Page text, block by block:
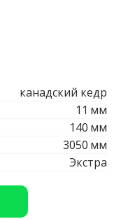
канадский кедр
11 мм
140 мм
3050 мм
Экстра